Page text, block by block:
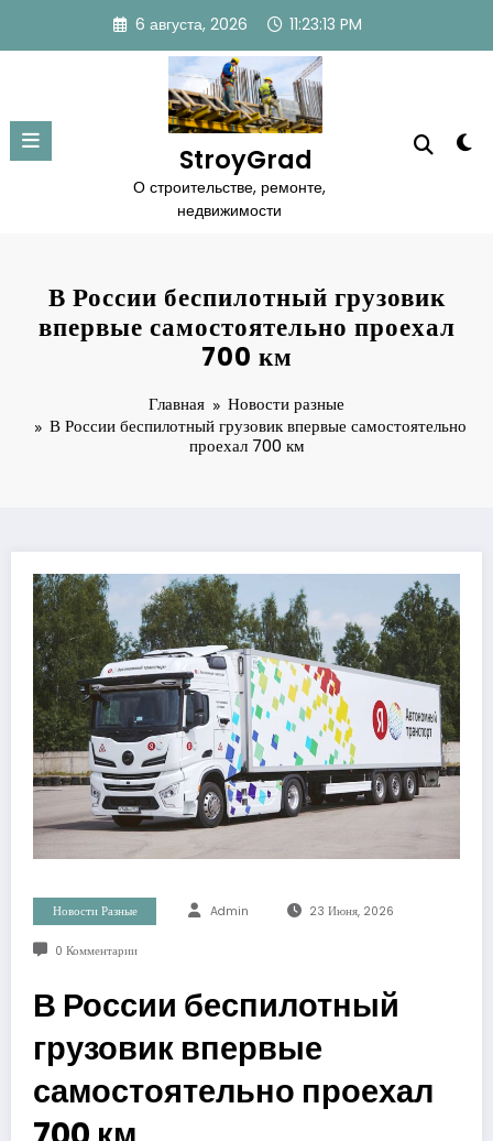
содержимому
6 августа, 2026 11:23:14 PM
StroyGrad
О строительстве, ремонте,
недвижимости
В России беспилотный грузовик
впервые самостоятельно проехал
700 км
Главная
Новости разные
В России беспилотный грузовик впервые самостоятельно
проехал 700 км
Новости Разные Admin 23 Июня, 2026
0 Комментарии
В России беспилотный
грузовик впервые
самостоятельно проехал